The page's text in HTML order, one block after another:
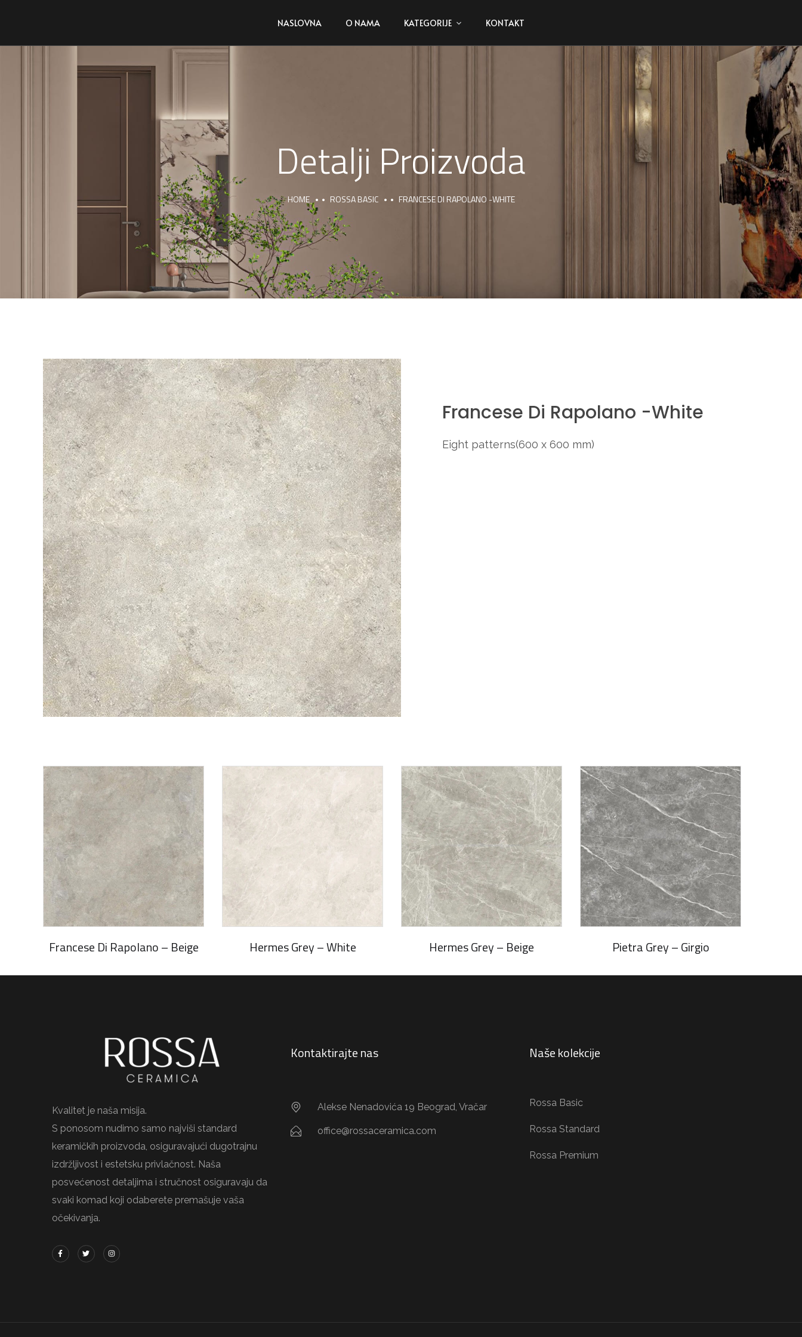
NASLOVNA O NAMA KATEGORIJE KONTAKT
Detalji Proizvoda
HOME ROSSA BASIC FRANCESE DI RAPOLANO -WHITE
Francese Di Rapolano -White
Eight patterns(600 x 600 mm)
Francese Di Rapolano – Beige Hermes Grey – White Hermes Grey – Beige Pietra Grey – Girgio
Kvalitet je naša misija.
S ponosom nudimo samo najviši standard
keramičkih proizvoda, osiguravajući dugotrajnu
izdržljivost i estetsku privlačnost. Naša
posvećenost detaljima i stručnost osiguravaju da
svaki komad koji odaberete premašuje vaša
očekivanja.
Kontaktirajte nas
Alekse Nenadovića 19 Beograd, Vračar
office@rossaceramica.com
Naše kolekcije
Rossa Basic
Rossa Standard
Rossa Premium